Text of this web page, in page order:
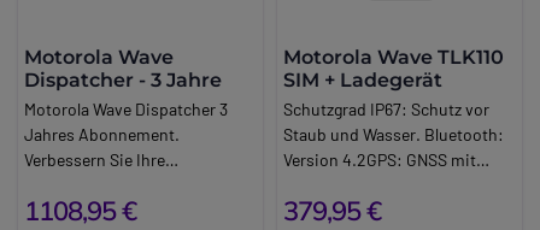
Motorola Wave
Dispatcher - 3 Jahre
Motorola Wave Dispatcher 3
Jahres Abonnement.
Verbessern Sie Ihre
diesem Abonnement für die
1108,95 €
Motorola Wave TLK110
SIM + Ladegerät
Schutzgrad IP67: Schutz vor
Staub und Wasser. Bluetooth:
Version 4.2GPS: GNSS mit
GLONASS, Galileo und Bei.
379,95 €